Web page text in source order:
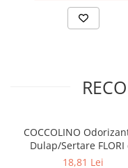
COCCOLINO
Dulap/Sertare FLORI
PRIMAVERA 3 buc
18,81 Lei